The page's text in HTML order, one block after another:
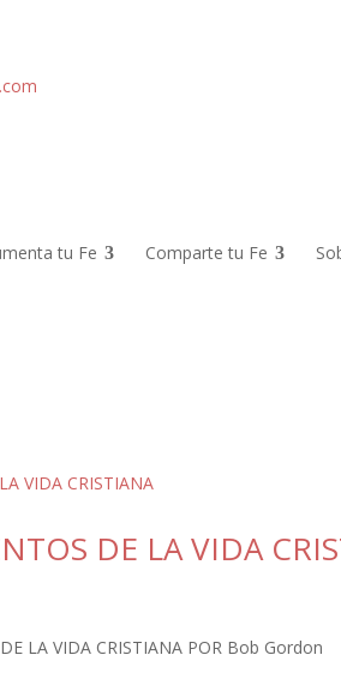
tu Fe Comparte tu Fe
DE LA VIDA
LA VIDA CRISTIANA POR Bob Gordon